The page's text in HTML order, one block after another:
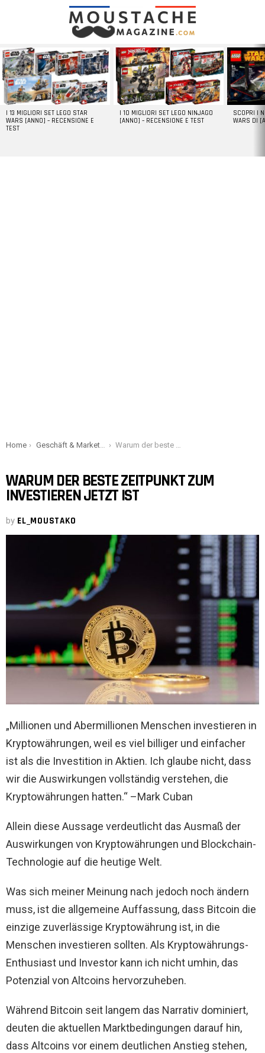
LATEST
STORIES
I 13 MIGLIORI SET LEGO STAR
WARS [ANNO] – RECENSIONE E
TEST
I 10 MIGLIORI SET LEGO NINJAGO
[ANNO] – RECENSIONE E TEST
SCOPRI I
WARS DI
You are here:
Home Geschäft & Marketing Warum der beste Zeitpunkt zum Investieren JETZT ist
WARUM DER BESTE ZEITPUNKT ZUM
INVESTIEREN JETZT IST
by EL_MOUSTAKO
„Millionen und Abermillionen Menschen investieren in
Kryptowährungen, weil es viel billiger und einfacher
ist als die Investition in Aktien. Ich glaube nicht, dass
wir die Auswirkungen vollständig verstehen, die
Kryptowährungen hatten.“ –Mark Cuban
Allein diese Aussage verdeutlicht das Ausmaß der
Auswirkungen von Kryptowährungen und Blockchain-
Technologie auf die heutige Welt.
Was sich meiner Meinung nach jedoch noch ändern
muss, ist die allgemeine Auffassung, dass Bitcoin die
einzige zuverlässige Kryptowährung ist, in die
Menschen investieren sollten. Als Kryptowährungs-
Enthusiast und Investor kann ich nicht umhin, das
Potenzial von Altcoins hervorzuheben.
Während Bitcoin seit langem das Narrativ dominiert,
deuten die aktuellen Marktbedingungen darauf hin,
dass Altcoins vor einem deutlichen Anstieg stehen,